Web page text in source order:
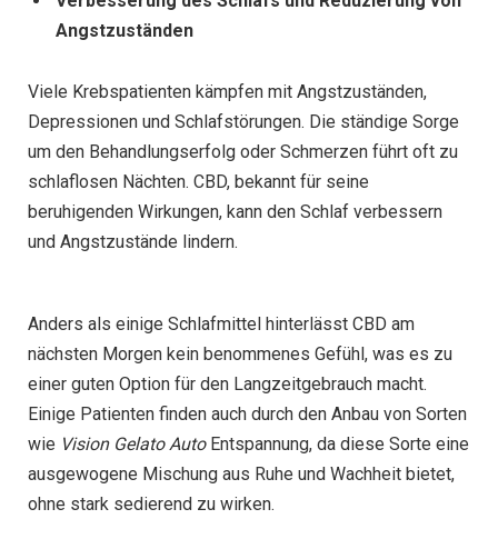
Angstzuständen
Viele Krebspatienten kämpfen mit Angstzuständen,
Depressionen und Schlafstörungen. Die ständige Sorge
um den Behandlungserfolg oder Schmerzen führt oft zu
schlaflosen Nächten. CBD, bekannt für seine
beruhigenden Wirkungen, kann den Schlaf verbessern
und Angstzustände lindern.
Anders als einige Schlafmittel hinterlässt CBD am
nächsten Morgen kein benommenes Gefühl, was es zu
einer guten Option für den Langzeitgebrauch macht.
Einige Patienten finden auch durch den Anbau von Sorten
wie Vision Gelato AutoEntspannung, da diese Sorte eine
ausgewogene Mischung aus Ruhe und Wachheit bietet,
ohne stark sedierend zu wirken.